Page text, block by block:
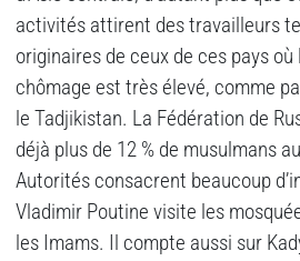
activités attirent des travailleurs
originaires de ceux de ces pays où
chômage est très élevé, comme
le Tadjikistan. La Fédération de
déjà plus de 12 % de musulmans
Autorités consacrent beaucoup
Vladimir Poutine visite les
les Imams. Il compte aussi sur